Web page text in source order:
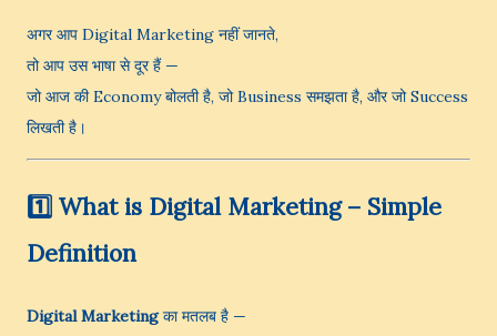
अगर आप Digital Marketing नहीं जानते,
तो आप उस भाषा से दूर हैं —
जो आज की Economy बोलती है, जो Business समझता है, और जो Success
लिखती है।
1️⃣ What is Digital Marketing – Simple
Definition
Digital Marketingका मतलब है —